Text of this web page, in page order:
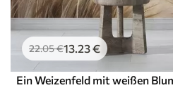
22.05€13.23€